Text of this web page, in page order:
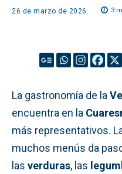
26 de marzo de 2026 3
La gastronomía de la
encuentra en la
más representativos.
muchos menús da
las verduras, las